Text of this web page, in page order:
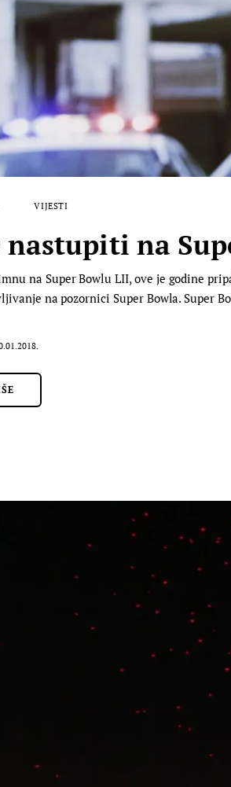
VIJESTI
nastupiti na
na Super Bowlu LII, ove je godine
na pozornici Super Bowla. Super